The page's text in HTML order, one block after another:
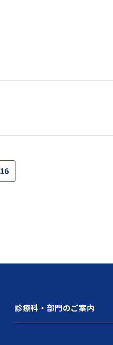
16
診療科・部門のご案内